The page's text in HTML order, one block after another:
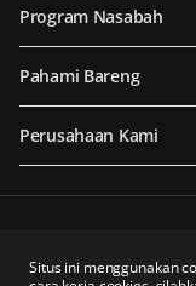
Situs ini menggunakan
Program Nasabah
Pahami Bareng
Perusahaan Kami
Sengketa Sektor Jasa